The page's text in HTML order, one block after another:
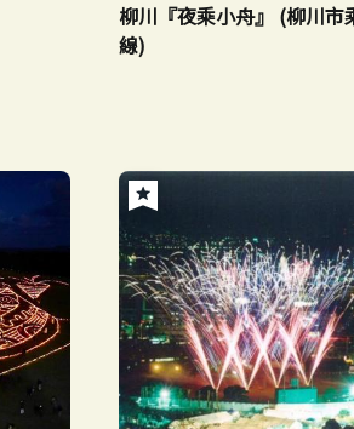
柳川『夜乘小舟』 (柳川市
線)